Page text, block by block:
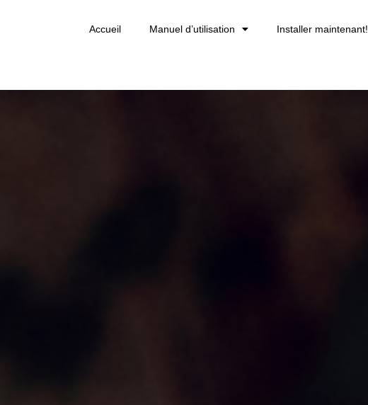
Accueil Manuel d’utilisation Installer maintenant!